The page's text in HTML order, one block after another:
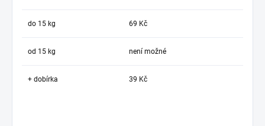
do 15 kg 69 Kč
od 15 kg není možné
+ dobírka 39 Kč